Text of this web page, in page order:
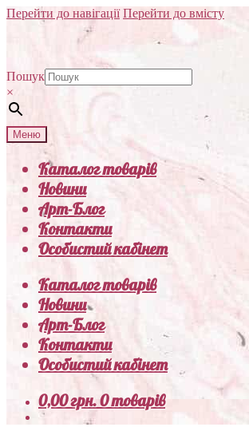
Перейти до навігації Перейти до вмісту
Пошук
×
Меню
Каталог товарів
Новини
Арт-Блог
Контакти
Особистий кабінет
Каталог товарів
Новини
Арт-Блог
Контакти
Особистий кабінет
0,00грн.0 товарів